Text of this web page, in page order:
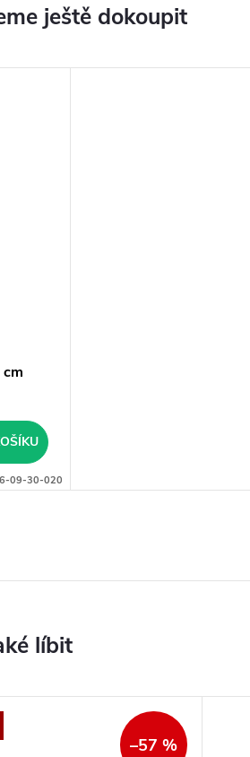
ještě dokoupit
09-30-020
–57 %